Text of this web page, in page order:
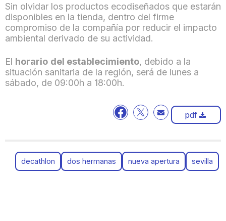
Sin olvidar los productos ecodiseñados que estarán
disponibles en la tienda, dentro del firme
compromiso de la compañía por reducir el impacto
ambiental derivado de su actividad.
El horario del establecimiento, debido a la
situación sanitaria de la región, será de lunes a
sábado, de 09:00h a 18:00h.
pdf
decathlon dos hermanas nueva apertura sevilla